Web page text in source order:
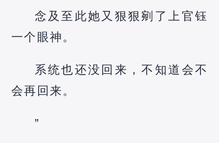
念及至此她又狠狠剜了上官钰
一个眼神。
系统也还没回来，不知道会不
会再回来。
”